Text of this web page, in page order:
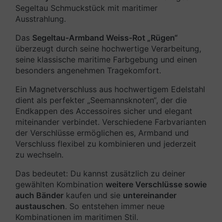
Segeltau Schmuckstück mit maritimer
Ausstrahlung.
Das Segeltau-Armband Weiss-Rot „Rügen“
überzeugt durch seine hochwertige Verarbeitung,
seine klassische maritime Farbgebung und einen
besonders angenehmen Tragekomfort.
Ein Magnetverschluss aus hochwertigem Edelstahl
dient als perfekter „Seemannsknoten“, der die
Endkappen des Accessoires sicher und elegant
miteinander verbindet. Verschiedene Farbvarianten
der Verschlüsse ermöglichen es, Armband und
Verschluss flexibel zu kombinieren und jederzeit
zu wechseln.
Das bedeutet: Du kannst zusätzlich zu deiner
gewählten Kombination weitere Verschlüsse sowie
auch Bänder kaufen und sie untereinander
austauschen. So entstehen immer neue
Kombinationen im maritimen Stil.